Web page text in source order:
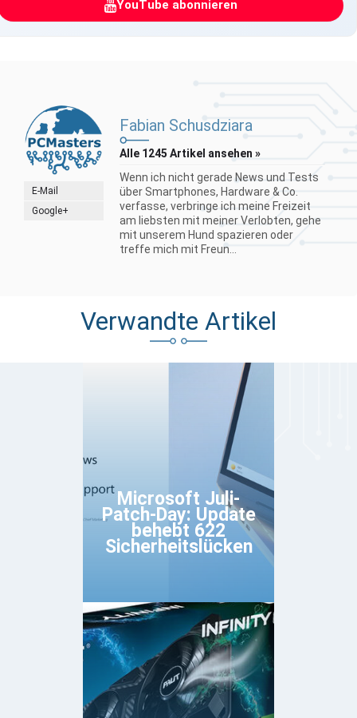
YouTube abonnieren
E-Mail
Google+
Fabian Schusdziara
Alle 1245 Artikel ansehen »
Wenn ich nicht gerade News und Tests
über Smartphones, Hardware & Co.
verfasse, verbringe ich meine Freizeit
am liebsten mit meiner Verlobten, gehe
mit unserem Hund spazieren oder
treffe mich mit Freun...
Verwandte Artikel
Microsoft Juli-
Patch-Day: Update
behebt 622
Sicherheitslücken